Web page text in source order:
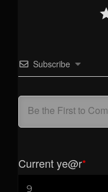
Subscribe
Current ye@r*